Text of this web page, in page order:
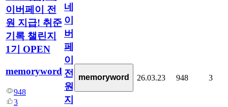
이버페이 전
원 지급! 취준
기록 챌린지
1기 OPEN
memoryword
948
3
네
이
버
페
이
전
원
지
memoryword 26.03.23 948 3